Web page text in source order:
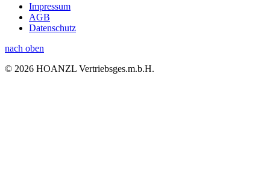
Impressum
AGB
Datenschutz
nach oben
© 2026 HOANZL Vertriebsges.m.b.H.